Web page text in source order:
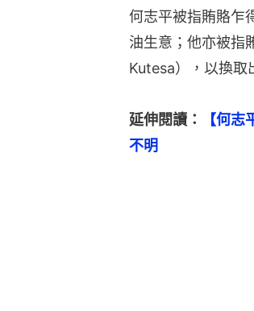
何志平被指賄賂乍
油生意；他亦被指
Kutesa），以換取
延伸閱讀：
【何
不明